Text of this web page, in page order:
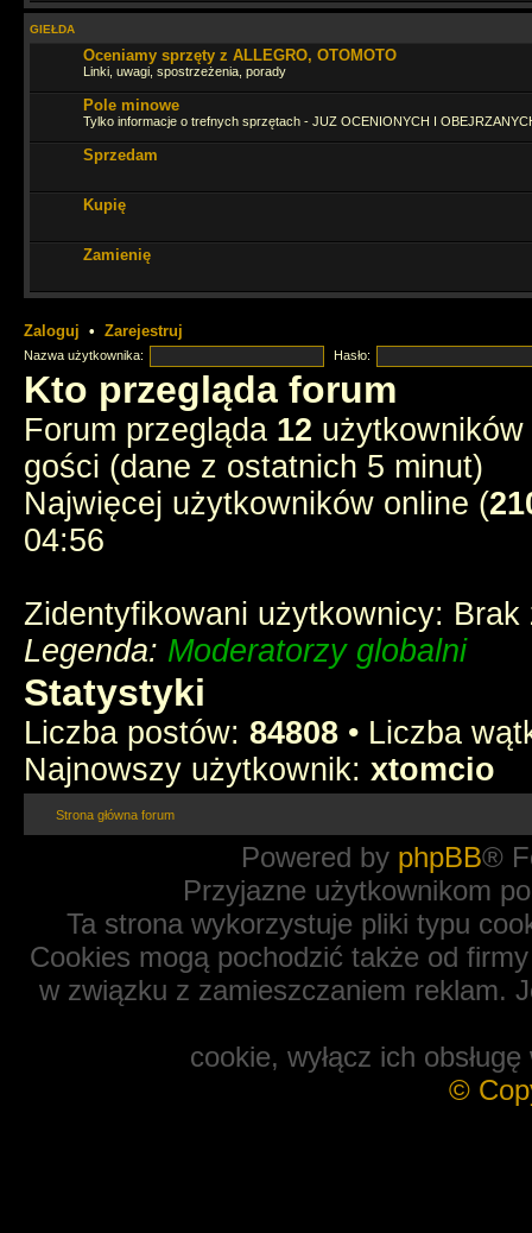
dzieje
ło panie Tasior sie pojawił
chyba tak
3 ostatnich muszkieterów?
jednak ktoś tu zagląda
GIEŁDA
Oceniamy sprzęty z ALLEGRO, OTOMOTO
Linki, uwagi, spostrzeżenia, porady
Pole minowe
Tylko informacje o trefnych sprzętach - JUZ OCENIONYCH I
Sprzedam
Kupię
Zamienię
Zaloguj • Zarejestruj
Nazwa użytkownika: Hasło:
Kto przegląda forum
Forum przegląda 12
gości (dane z ostatnich 5 minut)
Najwięcej użytkowników online (
04:56
Zidentyfikowani użytkownicy:
Legenda: Moderatorzy globalni
Statystyki
Liczba postów: 84808 • Liczba
Najnowszy użytkownik: xtomcio
Strona główna forum
Powered by phpBB®
Przyjazne użytkownikom
Ta strona wykorzystuje pliki typu
Cookies mogą pochodzić także od
w związku z zamieszczaniem reklam.
cookie, wyłącz ich
©